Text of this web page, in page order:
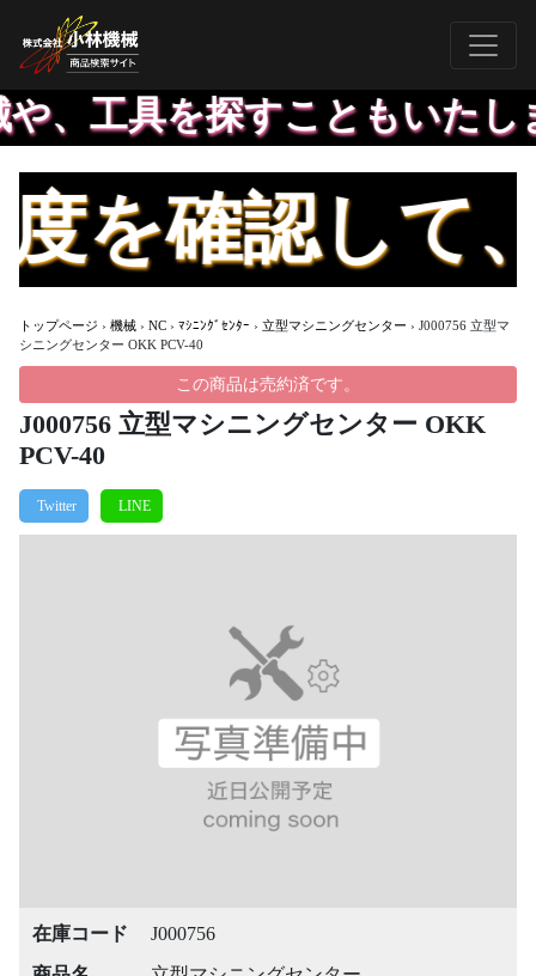
具を探すこともいたしま
確認して
トップページ › 機械 › NC › ﾏｼﾆﾝｸﾞｾﾝﾀｰ › 立型マシニングセンター › J000756 立型マ
シニングセンター OKK PCV-40
この商品は売約済です。
J000756 立型マシニングセンター OKK
PCV-40
在庫コード
J000756